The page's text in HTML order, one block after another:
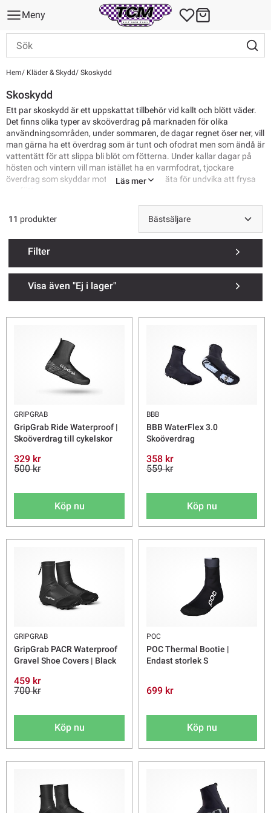
Meny
Hem Kläder & Skydd Skoskydd
Skoskydd
Ett par skoskydd är ett uppskattat tillbehör vid kallt och blött väder.
Det finns olika typer av skoöverdrag på marknaden för olika
användningsområden, under sommaren, de dagar regnet öser ner, vill
man gärna ha ett överdrag som är tunt och ofodrat men som ändå är
vattentätt för att slippa bli blöt om fötterna. Under kallar dagar på
hösten och vintern vill man istället ha en varmfodrat, tjockare
överdrag som skyddar mot kyla, vind och väta för undvika att frysa
tcmcykel.se. På skoöverdrag jobbar vi med välkända
kvalitetsvarumärken så som GripGrab, BBB, SealSkinz.
Läs mer
Filter
Visa även "Ej i lager"
11 produkter
GRIPGRAB
GripGrab Ride Waterproof |
Skoöverdrag till cykelskor
329 kr
500 kr
Köp nu
BBB
BBB WaterFlex 3.0
Skoöverdrag
358 kr
559 kr
Köp nu
GRIPGRAB
GripGrab PACR Waterproof
Gravel Shoe Covers | Black
459 kr
700 kr
Köp nu
POC
POC Thermal Bootie |
Endast storlek S
699 kr
Köp nu